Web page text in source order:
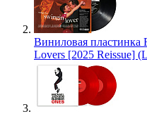
Виниловая пластинка
Lovers [2025 Reissue]